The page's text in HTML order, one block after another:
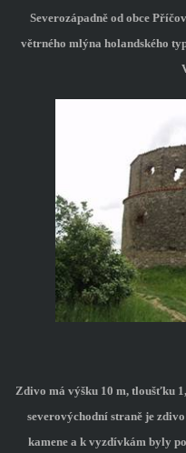
Severozápadně od obce
větrného mlýna holandského
Zdivo má výšku 10 m, tloušťku
severovýchodní straně je
kamene a k vyzdívkám byly